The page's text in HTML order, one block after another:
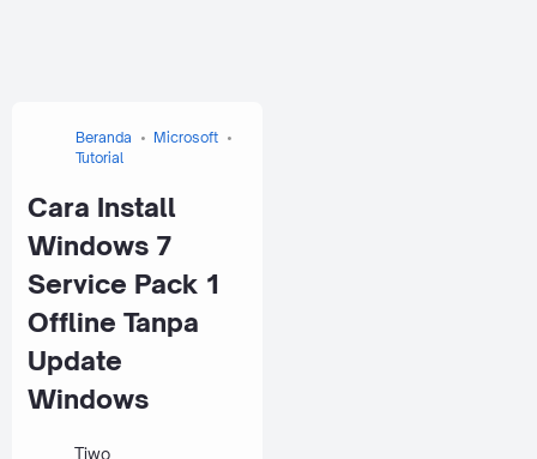
Beranda
Microsoft
Tutorial
Cara Install
Windows 7
Service Pack 1
Offline Tanpa
Update
Windows
Tiwo